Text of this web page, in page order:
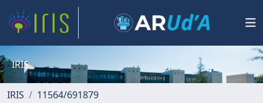
IRIS
IRIS 11564/691879